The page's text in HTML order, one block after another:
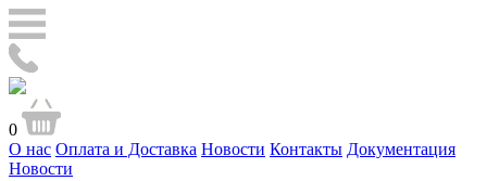
0
О нас Оплата и Доставка Новости Контакты Документация
Новости